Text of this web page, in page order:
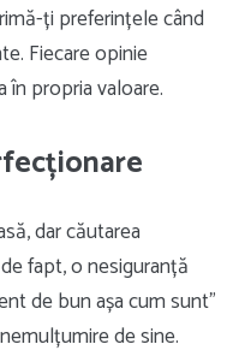
ți preferințele când
Fiecare opinie
în propria valoare.
dar căutarea
fapt, o nesiguranță
de bun așa cum sunt”
de sine.